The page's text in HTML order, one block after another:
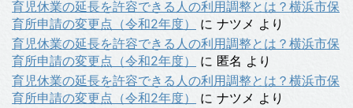
育児休業の延長を許容できる人の利用調整とは？横浜市保
育所申請の変更点（令和2年度）
に ナツメ より
育児休業の延長を許容できる人の利用調整とは？横浜市保
育所申請の変更点（令和2年度）
に 匿名 より
育児休業の延長を許容できる人の利用調整とは？横浜市保
育所申請の変更点（令和2年度）
に ナツメ より